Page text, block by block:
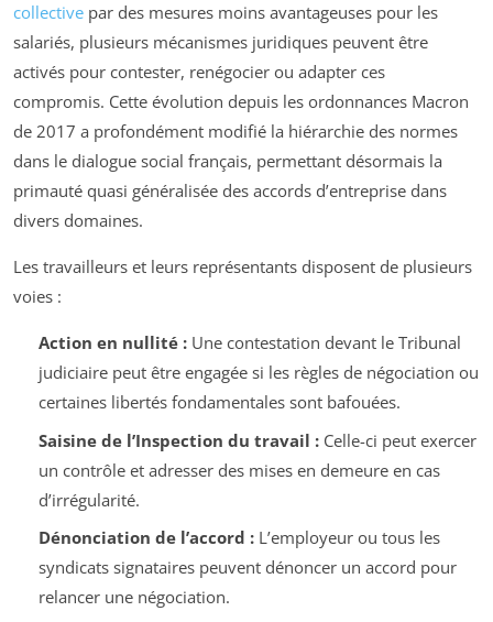
collective par des mesures moins avantageuses pour les
salariés, plusieurs mécanismes juridiques peuvent être
activés pour contester, renégocier ou adapter ces
compromis. Cette évolution depuis les ordonnances Macron
de 2017 a profondément modifié la hiérarchie des normes
dans le dialogue social français, permettant désormais la
primauté quasi généralisée des accords d’entreprise dans
divers domaines.
Les travailleurs et leurs représentants disposent de plusieurs
voies :
Action en nullité :Une contestation devant le Tribunal
judiciaire peut être engagée si les règles de négociation ou
certaines libertés fondamentales sont bafouées.
Saisine de l’Inspection du travail :Celle-ci peut exercer
un contrôle et adresser des mises en demeure en cas
d’irrégularité.
Dénonciation de l’accord :L’employeur ou tous les
syndicats signataires peuvent dénoncer un accord pour
relancer une négociation.